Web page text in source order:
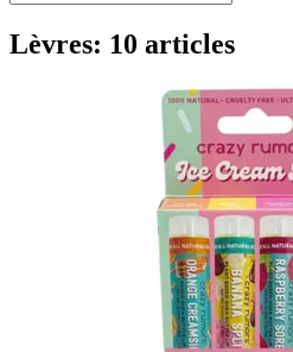
Lèvres: 10 articles